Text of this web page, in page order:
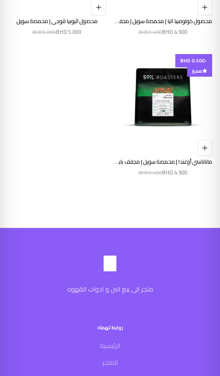
محصول كولومبيا البا | محمصة سويل | مجفف | فراولة.خوخ.رمان
BHD4.900
BHD5.400
محصول اثيوبيا قوجي | محمصة سويل
BHD5.000
BHD6.000
-BHD 0.500
مميز
ماناناسي أوغندا | محمصة سويل | مجفف بايحاء الفواكه
BHD4.900
BHD5.400
متجر الى بيع البن و ادوات القهوه
روابط تهمك
الرئيسية
المتجر